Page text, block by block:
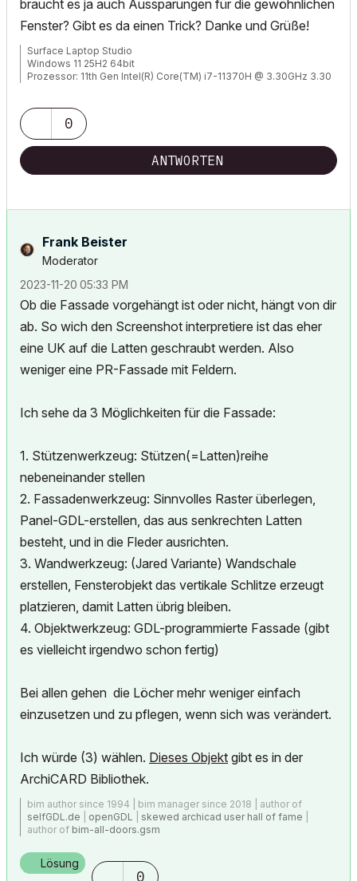
braucht es ja auch Aussparungen für die gewöhnlichen
Fenster? Gibt es da einen Trick? Danke und Grüße!
Surface Laptop Studio
Windows 11 25H2 64bit
Prozessor: 11th Gen Intel(R) Core(TM) i7-11370H @ 3.30GHz 3.30
NVIDIA GeForce RTX 3050 Ti Laptop GPU
Archicad 29
0
ANTWORTEN
Frank Beister
Moderator
‎2023-11-20 05:33 PM
Ob die Fassade vorgehängt ist oder nicht, hängt von dir
ab. So wich den Screenshot interpretiere ist das eher
eine UK auf die Latten geschraubt werden. Also
weniger eine PR-Fassade mit Feldern.
Ich sehe da 3 Möglichkeiten für die Fassade:
1. Stützenwerkzeug: Stützen(=Latten)reihe
nebeneinander stellen
2. Fassadenwerkzeug: Sinnvolles Raster überlegen,
Panel-GDL-erstellen, das aus senkrechten Latten
besteht, und in die Fleder ausrichten.
3. Wandwerkzeug: (Jared Variante) Wandschale
erstellen, Fensterobjekt das vertikale Schlitze erzeugt
platzieren, damit Latten übrig bleiben.
4. Objektwerkzeug: GDL-programmierte Fassade (gibt
es vielleicht irgendwo schon fertig)
Bei allen gehen die Löcher mehr weniger einfach
einzusetzen und zu pflegen, wenn sich was verändert.
Ich würde (3) wählen. Dieses Objekt gibt es in der
ArchiCARD Bibliothek.
bim author since 1994 | bim manager since 2018 | author of
selfGDL.de
openGDL skewed archicad user hall of fame
author of bim-all-doors.gsm
Lösung
0